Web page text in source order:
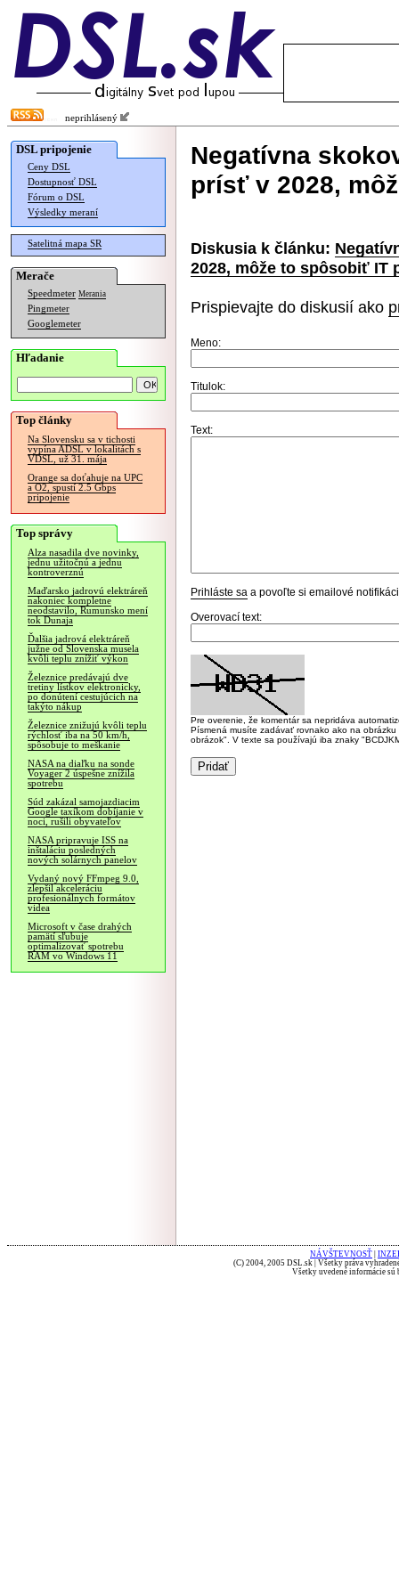
neprihlásený
DSL pripojenie
Ceny DSL
Dostupnosť DSL
Fórum o DSL
Výsledky meraní
Satelitná mapa SR
Merače
Speedmeter Merania
Pingmeter
Googlemeter
Hľadanie
Top články
Na Slovensku sa v tichosti
vypína ADSL v lokalitách s
VDSL, už 31. mája
Orange sa doťahuje na UPC
a O2, spustí 2.5 Gbps
pripojenie
Top správy
Alza nasadila dve novinky,
jednu užitočnú a jednu
kontroverznú
Maďarsko jadrovú elektráreň
nakoniec kompletne
neodstavilo, Rumunsko mení
tok Dunaja
Ďalšia jadrová elektráreň
južne od Slovenska musela
kvôli teplu znížiť výkon
Železnice predávajú dve
tretiny lístkov elektronicky,
po donútení cestujúcich na
takýto nákup
Železnice znižujú kvôli teplu
rýchlosť iba na 50 km/h,
spôsobuje to meškanie
NASA na diaľku na sonde
Voyager 2 úspešne znížila
spotrebu
Súd zakázal samojazdiacim
Google taxíkom dobíjanie v
noci, rušili obyvateľov
NASA pripravuje ISS na
inštaláciu posledných
nových solárnych panelov
Vydaný nový FFmpeg 9.0,
zlepšil akceleráciu
profesionálnych formátov
videa
Microsoft v čase drahých
pamätí sľubuje
optimalizovať spotrebu
RAM vo Windows 11
Negatívna
prísť v 2028,
Diskusia k článku:
2028, môže to spôsobiť IT
Prispievajte do diskusií ako
Meno:
Titulok:
Text:
Prihláste sa a povoľte si emailové
Overovací text:
Pre overenie, že komentár sa nepridáva
Písmená musíte zadávať rovnako ako na
obrázok". V texte sa používajú iba znaky
NÁVŠTEVNOSŤ
(C) 2004, 2005 DSL.sk | Všetky práva
Všetky uvedené informácie sú